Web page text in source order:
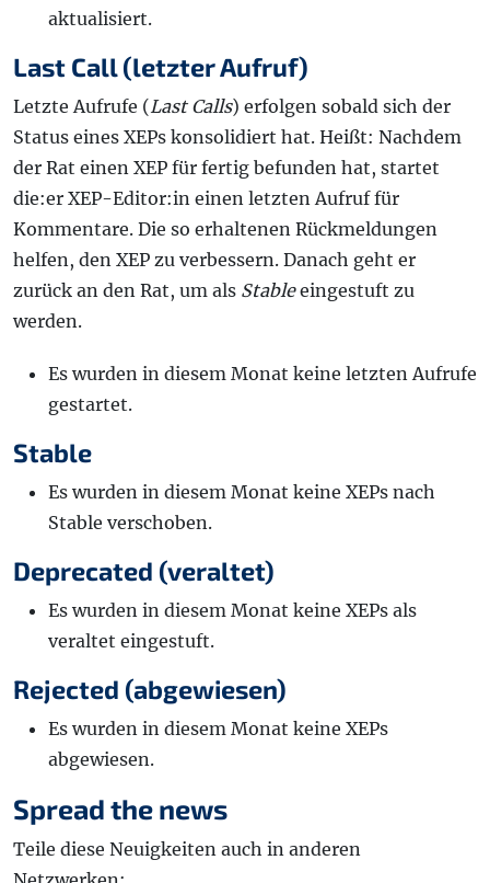
aktualisiert.
Last Call (letzter Aufruf)
Letzte Aufrufe (Last Calls) erfolgen sobald sich der
Status eines XEPs konsolidiert hat. Heißt: Nachdem
der Rat einen XEP für fertig befunden hat, startet
die:er XEP-Editor:in einen letzten Aufruf für
Kommentare. Die so erhaltenen Rückmeldungen
helfen, den XEP zu verbessern. Danach geht er
zurück an den Rat, um als Stableeingestuft zu
werden.
Es wurden in diesem Monat keine letzten Aufrufe
gestartet.
Stable
Es wurden in diesem Monat keine XEPs nach
Stable verschoben.
Deprecated (veraltet)
Es wurden in diesem Monat keine XEPs als
veraltet eingestuft.
Rejected (abgewiesen)
Es wurden in diesem Monat keine XEPs
abgewiesen.
Spread the news
Teile diese Neuigkeiten auch in anderen